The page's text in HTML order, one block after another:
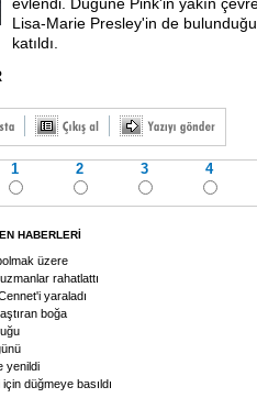
Lisa-Marie Presley'in de
katıldı.
1 2 3 4
HABERLERİ
üzere
rahatlattı
yaraladı
boğa
yenildi
düğmeye basıldı